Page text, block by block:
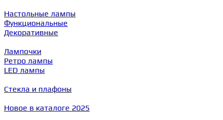
Настольные лампы
Функциональные
Декоративные
Лампочки
Ретро лампы
LED лампы
Стекла и плафоны
Новое в каталоге 2025